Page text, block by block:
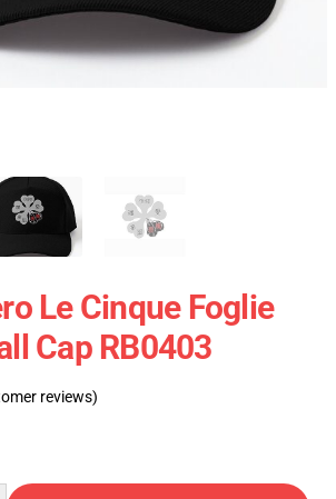
Le Cinque Foglie
Cap RB0403
reviews)